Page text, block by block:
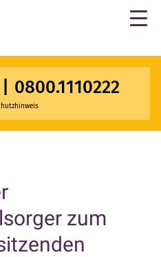
0800.1110222
zum